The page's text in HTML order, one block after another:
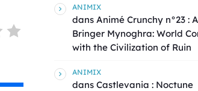
ANIMIX
dans Animé Crunchy n°23 :
Bringer Mynoghra: World
with the Civilization of Ruin
ANIMIX
dans Castlevania : Noctune